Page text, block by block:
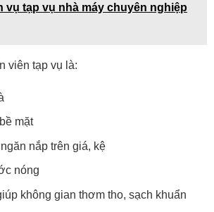
vụ tạp vụ nhà máy chuyên nghiệp
viên tạp vụ là:
mặt
nắp trên giá, kệ
nóng
không gian thơm tho, sạch khuẩn